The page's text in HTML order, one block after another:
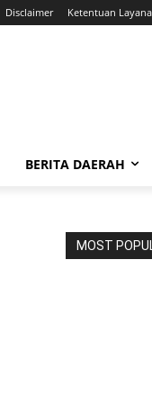
Disclaimer Ketentuan
BERITA DAERAH
MOST